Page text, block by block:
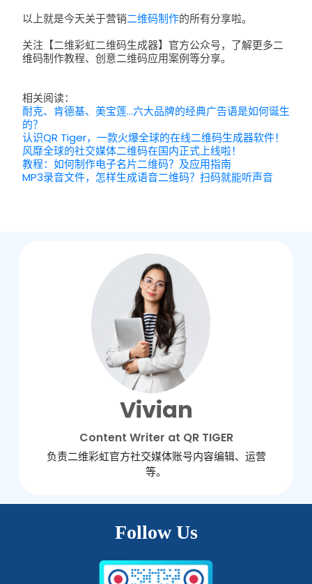
以上就是今天关于营销二维码制作的所有分享啦。
关注【二维彩虹二维码生成器】官方公众号，了解更多二
维码制作教程、创意二维码应用案例等分享。
相关阅读：
耐克、肯德基、美宝莲…六大品牌的经典广告语是如何诞生
的？
认识QR Tiger，一款火爆全球的在线二维码生成器软件！
风靡全球的社交媒体二维码在国内正式上线啦！
教程：如何制作电子名片二维码？及应用指南
MP3录音文件，怎样生成语音二维码？扫码就能听声音
Vivian
Content Writer at QR TIGER
负责二维彩虹官方社交媒体账号内容编辑、运营
等。
Follow Us